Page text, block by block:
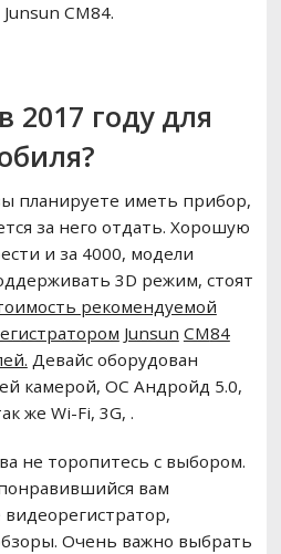
CM84.
2017 году для
планируете иметь прибор,
за него отдать. Хорошую
и за 4000, модели
3D режим, стоят
рекомендуемой
Junsun CM84
Девайс оборудован
камерой, ОС Андройд 5.0,
же Wi-Fi, 3G, .
не торопитесь с выбором.
вам
Очень важно выбрать